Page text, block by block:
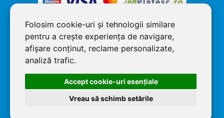
Folosim cookie-uri și tehnologii similare
pentru a crește experiența de navigare,
afișare conținut, reclame personalizate,
analiză trafic.
Accept cookie-uri esenţiale
Vreau să schimb setările